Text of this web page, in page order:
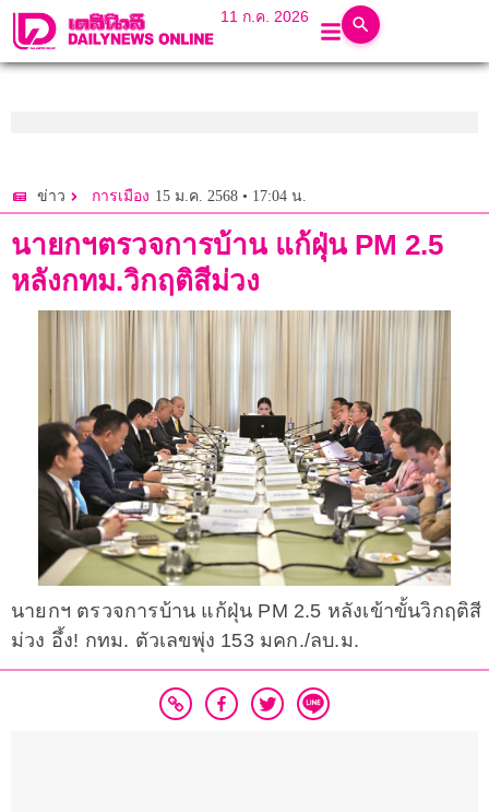
11 ก.ค. 2026
ข่าว การเมือง 15 ม.ค. 2568 • 17:04 น.
นายกฯตรวจการบ้าน แก้ฝุ่น PM 2.5
หลังกทม.วิกฤติสีม่วง
นายกฯ ตรวจการบ้าน แก้ฝุ่น PM 2.5 หลังเข้าขั้นวิกฤติสี
ม่วง อึ้ง! กทม. ตัวเลขพุ่ง 153 มคก./ลบ.ม.